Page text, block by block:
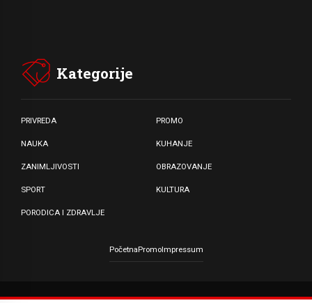
Kategorije
PRIVREDA PROMO
NAUKA KUHANJE
ZANIMLJIVOSTI OBRAZOVANJE
SPORT KULTURA
PORODICA I ZDRAVLJE
PočetnaPromoImpressum